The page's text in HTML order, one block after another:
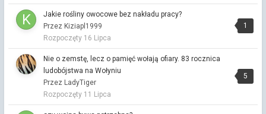
Dziś narysowałem
Przez Gość w kość ·
wypełniona cukrem, taki stary dobry zwyczaj,
Znęcanie się nad zwierzętami.
Przez Gość w kość ·Napisano
dokładnie! ja chcę sobie spokojnie pochodzić po moich górach,
a te bezczelne niedźwiedzie mnie straszą, trochę obawiam się
pojechać w Bieszczady czy Tatry🤨
1
Jakie rośliny owocowe bez nakładu pracy?
Przez Kiziapl1999
Rozpoczęty 16 Lipca
5
Nie o zemstę, lecz o pamięć wołają ofiary. 83 rocznica
ludobójstwa na Wołyniu
Przez LadyTiger
Rozpoczęty 11 Lipca